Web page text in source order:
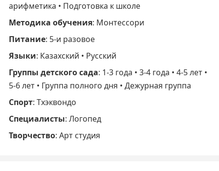
арифметика • Подготовка к школе
Методика обучения: Монтессори
Питание: 5-и разовое
Языки: Казахский • Русский
Группы детского сада: 1-3 года • 3-4 года • 4-5 лет •
5-6 лет • Группа полного дня • Дежурная группа
Спорт: Тхэквондо
Специалисты: Логопед
Творчество: Арт студия